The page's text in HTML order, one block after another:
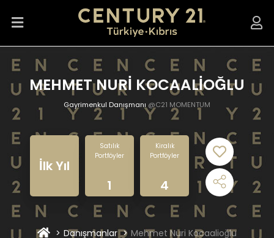
MEHMET NURİ KOCAALİOĞLU
Gayrimenkul Danışmanı @C21 MOMENTUM
İlk Yıl
Satılık
Portföyler
1
Kiralık
Portföyler
4
Danışmanlar Mehmet Nuri Kocaalioğlu